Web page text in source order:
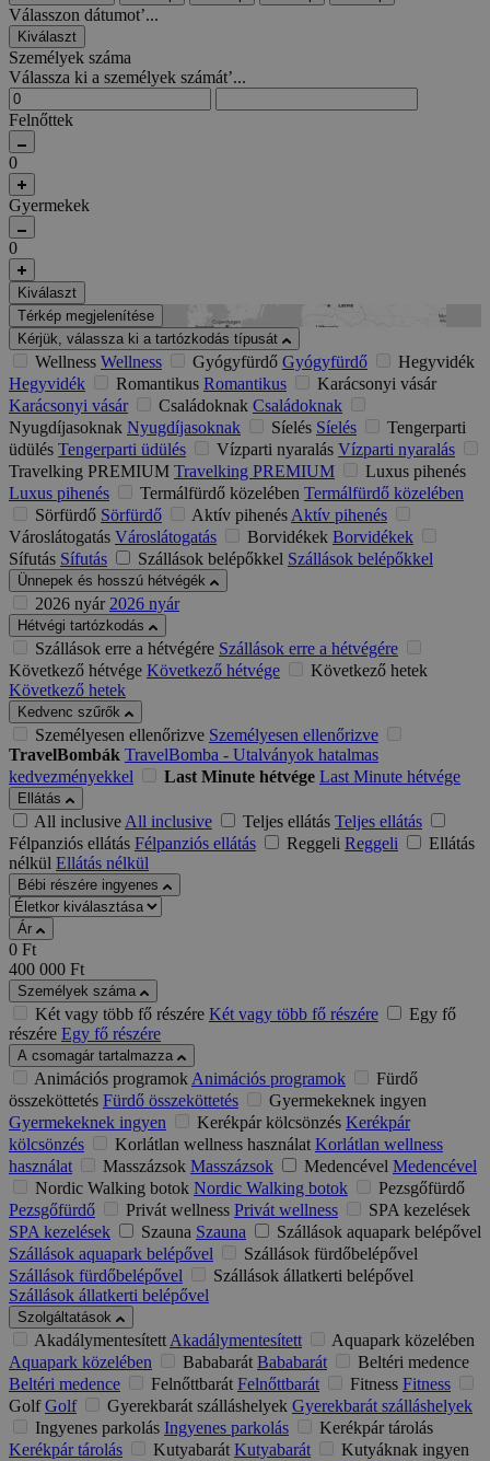
Válasszon dátumot’...
Kiválaszt
Személyek száma
Válassza ki a személyek számát’...
Felnőttek
0
Gyermekek
0
Kiválaszt
Térkép megjelenítése
Kérjük, válassza ki a tartózkodás típusát
Wellness Wellness Gyógyfürdő Gyógyfürdő
Hegyvidék
Hegyvidék
Romantikus Romantikus
Karácsonyi vásár
Karácsonyi vásár
Családoknak Családoknak
Nyugdíjasoknak Nyugdíjasoknak Síelés Síelés
Tengerparti
üdülés Tengerparti üdülés Vízparti nyaralás Vízparti nyaralás
Travelking PREMIUM Travelking PREMIUM
Luxus pihenés
Luxus pihenés
Termálfürdő közelében Termálfürdő közelében
Sörfürdő Sörfürdő Aktív pihenésAktív pihenés
Városlátogatás Városlátogatás Borvidékek Borvidékek
Sífutás Sífutás Szállások belépőkkel Szállások belépőkkel
Ünnepek és hosszú hétvégék
2026 nyár 2026 nyár
Hétvégi tartózkodás
Szállások erre a hétvégére Szállások erre a hétvégére
Következő hétvége Következő hétvége
Következő hetek
Következő hetek
Kedvenc szűrők
Személyesen ellenőrizve Személyesen ellenőrizve
TravelBombák TravelBomba - Utalványok hatalmas
kedvezményekkel
Last Minute hétvége Last Minute hétvége
Ellátás
All inclusiveAll inclusive Teljes ellátás Teljes ellátás
Félpanziós ellátás Félpanziós ellátás Reggeli Reggeli
Ellátás
nélkül Ellátás nélkül
Bébi részére ingyenes
Ár
0 Ft
400 000 Ft
Személyek száma
Két vagy több fő részére Két vagy több fő részére
Egy fő
részére Egy fő részére
A csomagár tartalmazza
Animációs programokAnimációs programok
Fürdő
összeköttetés Fürdő összeköttetés
Gyermekeknek ingyen
Gyermekeknek ingyen
Kerékpár kölcsönzés Kerékpár
kölcsönzés
Korlátlan wellness használat Korlátlan wellness
használat
Masszázsok Masszázsok Medencével Medencével
Nordic Walking botok Nordic Walking botok
Pezsgőfürdő
Pezsgőfürdő
Privát wellness Privát wellness
SPA kezelések
SPA kezelések
Szauna Szauna
Szállások aquapark belépővel
Szállások aquapark belépővel
Szállások fürdőbelépővel
Szállások fürdőbelépővel
Szállások állatkerti belépővel
Szállások állatkerti belépővel
Szolgáltatások
AkadálymentesítettAkadálymentesített
Aquapark közelében
Aquapark közelében
Bababarát Bababarát
Beltéri medence
Beltéri medence
Felnőttbarát Felnőttbarát Fitness Fitness
Golf Golf Gyerekbarát szálláshelyek Gyerekbarát szálláshelyek
Ingyenes parkolás Ingyenes parkolás
Kerékpár tárolás
Kerékpár tárolás
Kutyabarát Kutyabarát
Kutyáknak ingyen